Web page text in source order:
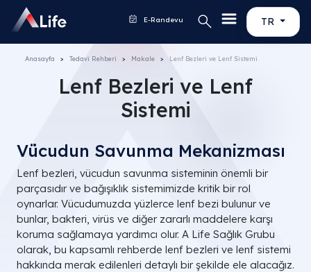
TR
E-Randevu
Anasayfa Tedavi Rehberi Makale Lenf Bezleri ve Lenf Sistemi
Lenf Bezleri ve Lenf
Sistemi
Vücudun Savunma Mekanizması
Lenf bezleri, vücudun savunma sisteminin önemli bir
parçasıdır ve bağışıklık sistemimizde kritik bir rol
oynarlar. Vücudumuzda yüzlerce lenf bezi bulunur ve
bunlar, bakteri, virüs ve diğer zararlı maddelere karşı
koruma sağlamaya yardımcı olur. A Life Sağlık Grubu
olarak, bu kapsamlı rehberde lenf bezleri ve lenf sistemi
hakkında merak edilenleri detaylı bir şekilde ele alacağız.